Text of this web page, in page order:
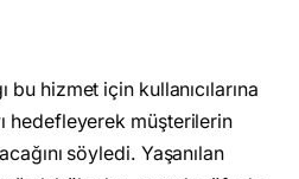
bu hizmet için kullanıcılarına
hedefleyerek müşterilerin
söyledi. Yaşanılan